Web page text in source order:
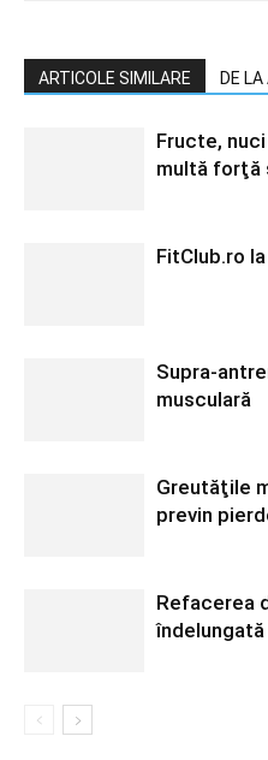
ARTICOLE SIMILARE DE
Fructe,
multă forţă
FitClub.ro
Supra-
musculară
Greutăţile
previn
Refacerea